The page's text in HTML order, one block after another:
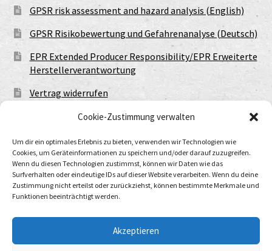
Cookie-Zustimmung verwalten
Um dir ein optimales Erlebnis zu bieten, verwenden wir Technologien wie
Cookies, um Geräteinformationen zu speichern und/oder darauf zuzugreifen.
Wenn du diesen Technologien zustimmst, können wir Daten wie das
Surfverhalten oder eindeutige IDs auf dieser Website verarbeiten. Wenn du deine
Zustimmung nicht erteilst oder zurückziehst, können bestimmte Merkmale und
Funktionen beeinträchtigt werden.
Akzeptieren
GPSR risk assessment and hazard analysis (English)
GPSR Risikobewertung und Gefahrenanalyse (Deutsch)
EPR Extended Producer Responsibility/EPR Erweiterte
Herstellerverantwortung
Vertrag widerrufen
Datenschutzerklärung
Built with WooCommerce.